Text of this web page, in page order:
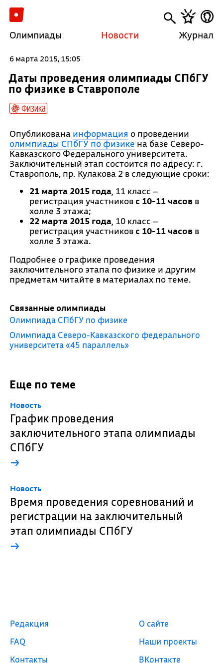
Олимпиады Новости Журнал
6 марта 2015, 15:05
Даты проведения олимпиады СПбГУ
по физике в Ставрополе
Физика
Опубликована информация о проведении
олимпиады СПбГУ по физике на базе Северо-
Кавказского Федерального университета.
Заключительный этап состоится по адресу: г.
Ставрополь, пр. Кулакова 2 в следующие сроки:
21 марта 2015 года, 11 класс –
регистрация участниковс 10-11 часовв
холле 3 этажа;
22 марта 2015 года, 10 класс –
регистрация участниковс 10-11 часовв
холле 3 этажа.
Подробнее о графике проведения
заключительного этапа по физике и другим
предметам читайте в материалах по теме.
Связанные олимпиады
Олимпиада СПбГУ по физике
Олимпиада Северо-Кавказского федерального
университета «45 параллель»
Еще по теме
Новость
График проведения
заключительного этапа олимпиады
СПбГУ
→
Новость
Время проведения соревнований и
регистрации на заключительный
этап олимпиады СПбГУ
→
Редакция
FAQ
Контакты
О сайте
Наши проекты
ВКонтакте